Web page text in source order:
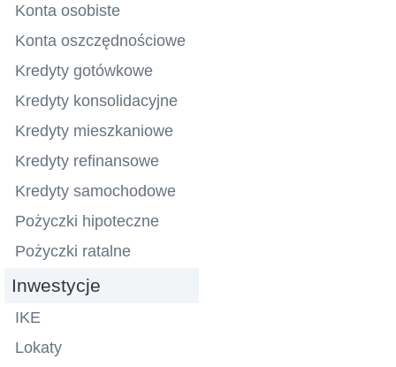
Konta osobiste
Konta oszczędnościowe
Kredyty gotówkowe
Kredyty konsolidacyjne
Kredyty mieszkaniowe
Kredyty refinansowe
Kredyty samochodowe
Pożyczki hipoteczne
Pożyczki ratalne
Inwestycje
IKE
Lokaty